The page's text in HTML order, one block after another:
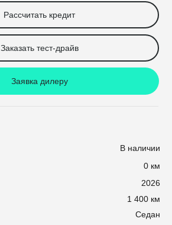
Заявка дилеру
Заказать тест-драйв
Рассчитать кредит
Седан
1 400 км
2026
0 км
В наличии